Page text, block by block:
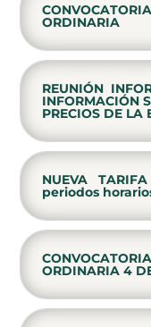
ORDINARIA
REUNIÓN
INFORMACIÓN
PRECIOS DE LA
NUEVA
periodos
ORDINARIA 4